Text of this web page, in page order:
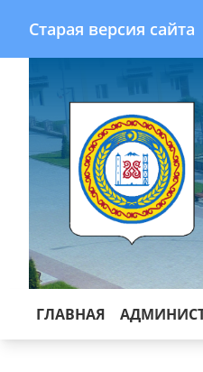
Старая версия сайта
ГЛАВНАЯ